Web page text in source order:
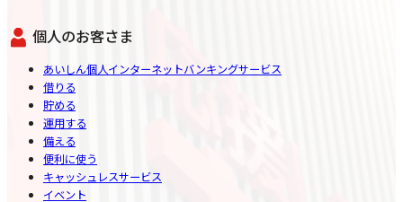
個人のお客さま
あいしん個人インターネットバンキングサービス
借りる
貯める
運用する
備える
便利に使う
キャッシュレスサービス
イベント